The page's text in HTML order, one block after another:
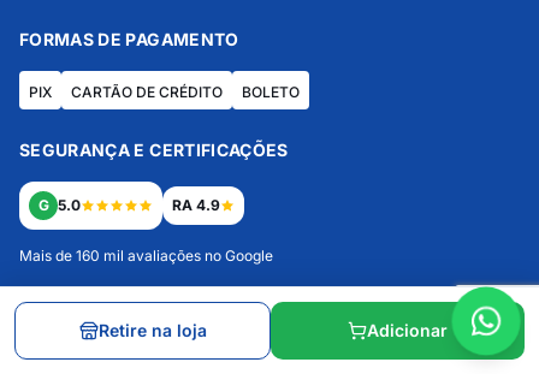
FORMAS DE PAGAMENTO
PIX CARTÃO DE CRÉDITO BOLETO
SEGURANÇA E CERTIFICAÇÕES
G 5.0 RA 4.9
Mais de 160 mil avaliações no Google
CONECTE-SE COM A SANTA APOLÔNIA
Retire na loja Adicionar